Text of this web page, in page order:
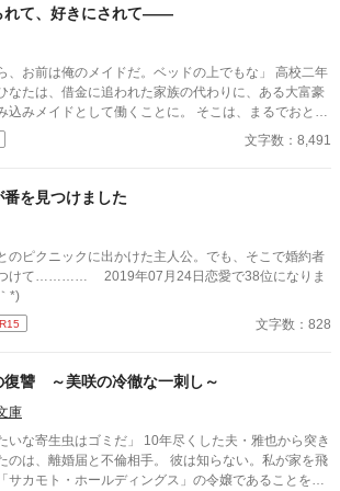
れて、好きにされて――
、お前は俺のメイドだ。ベッドの上でもな」 高校二年
なたは、借金に追われた家族の代わりに、ある大富豪
込みメイドとして働くことに。 そこは、まるでおとぎ
そうな大きな洋館。 でも、そこで待っていたのは、同
うちょっと有名な男の子――完璧だけど性格が超ドS
令はちょっと普通じゃない。 「掃除だけじゃダメ
人様の癒しも、メイドの大事な仕事だろ？」 手を握
、耳元で囁かれるたび、心臓がバクバクする。 なの
の体はどんどん反応してしまって…。 怒ったり照れた
も、次第に蓮に惹かれていくひなた。 だけど、彼には
い秘密があって―― 「…ほんとは、ずっと前か
ちょっぴり危険な主従ラブストーリー。
文字数：8,491
番を見つけました
のピクニックに出かけた主人公。でも、そこで婚約者
けて………… 2019年07月24日恋愛で38位になりま
*)
R15 文字数：828
復讐 ～美咲の冷徹な一刺し～
庫
いな寄生虫はゴミだ」 10年尽くした夫・雅也から突き
のは、離婚届と不倫相手。 彼は知らない。私が家を飛
サカモト・ホールディングス」の令嬢であることを。